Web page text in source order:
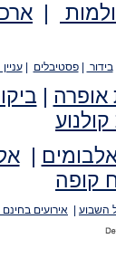
|
בידור |פסטיבלים |עניין
אופרה |
קולנוע
|
קופה
השבוע אירועים